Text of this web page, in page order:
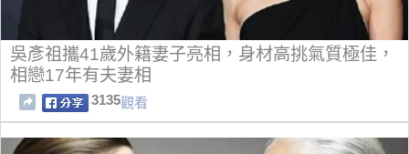
吳彥祖攜41歲外籍妻子亮相，身材高挑氣質極佳，
相戀17年有夫妻相
3135觀看